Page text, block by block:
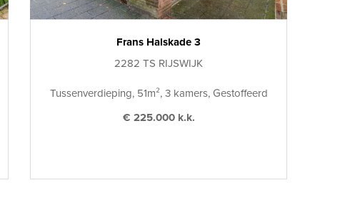
Frans Halskade 3
2282 TS RIJSWIJK
Tussenverdieping, 51m², 3 kamers, Gestoffeerd
€ 225.000 k.k.